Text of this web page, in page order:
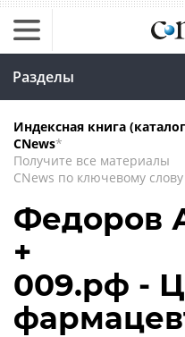
Разделы
Индексная книга
CNews*
Получите все материалы
CNews по ключевому слову
Федоров
+
009.рф -